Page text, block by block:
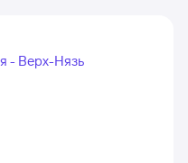
- Верх-Нязь